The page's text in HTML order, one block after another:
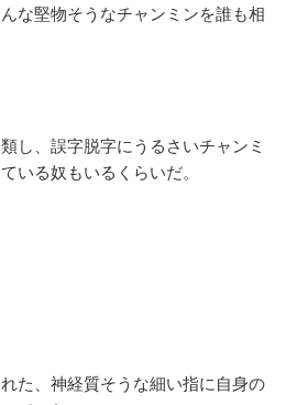
な堅物そうなチャンミンを誰も相
し、誤字脱字にうるさいチャンミ
いる奴もいるくらいだ。
た、神経質そうな細い指に自身の